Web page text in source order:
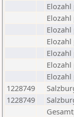
Elozahl
Elozahl
Elozahl
Elozahl
Elozahl
Elozahl
Elozahl
1228749
1228749